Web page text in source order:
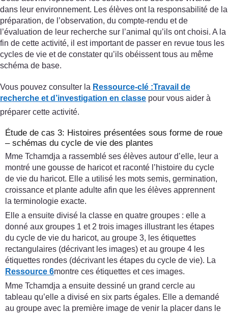
dans leur environnement. Les élèves ont la responsabilité de la
préparation, de l’observation, du compte-rendu et de
l’évaluation de leur recherche sur l’animal qu’ils ont choisi. A la
fin de cette activité, il est important de passer en revue tous les
cycles de vie et de constater qu’ils obéissent tous au même
schéma de base.
Vous pouvez consulter la Ressource-clé :Travail de
recherche et d’investigation en classe pour vous aider à
préparer cette activité.
Étude de cas 3: Histoires présentées sous forme de roue
– schémas du cycle de vie des plantes
Mme Tchamdja a rassemblé ses élèves autour d’elle, leur a
montré une gousse de haricot et raconté l’histoire du cycle
de vie du haricot. Elle a utilisé les mots semis, germination,
croissance et plante adulte afin que les élèves apprennent
la terminologie exacte.
Elle a ensuite divisé la classe en quatre groupes : elle a
donné aux groupes 1 et 2 trois images illustrant les étapes
du cycle de vie du haricot, au groupe 3, les étiquettes
rectangulaires (décrivant les images) et au groupe 4 les
étiquettes rondes (décrivant les étapes du cycle de vie). La
Ressource 6montre ces étiquettes et ces images.
Mme Tchamdja a ensuite dessiné un grand cercle au
tableau qu’elle a divisé en six parts égales. Elle a demandé
au groupe avec la première image de venir la placer dans le